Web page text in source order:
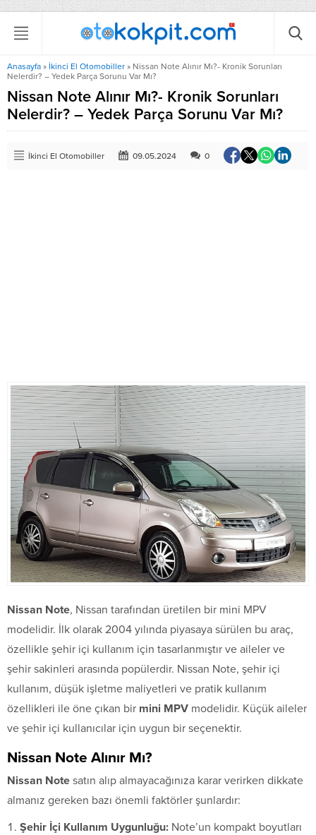
Anasayfa » İkinci El Otomobiller » Nissan Note Alınır Mı?- Kronik Sorunları
Nelerdir? – Yedek Parça Sorunu Var Mı?
Nissan Note Alınır Mı?- Kronik Sorunları
Nelerdir? – Yedek Parça Sorunu Var Mı?
İkinci El Otomobiller 09.05.2024 0
Nissan Note, Nissan tarafından üretilen bir mini MPV
modelidir. İlk olarak 2004 yılında piyasaya sürülen bu araç,
özellikle şehir içi kullanım için tasarlanmıştır ve aileler ve
şehir sakinleri arasında popülerdir. Nissan Note, şehir içi
kullanım, düşük işletme maliyetleri ve pratik kullanım
özellikleri ile öne çıkan bir mini MPV modelidir. Küçük aileler
ve şehir içi kullanıcılar için uygun bir seçenektir.
Nissan Note Alınır Mı?
Nissan Note satın alıp almayacağınıza karar verirken dikkate
almanız gereken bazı önemli faktörler şunlardır:
Şehir İçi Kullanım Uygunluğu: Note’un kompakt boyutları